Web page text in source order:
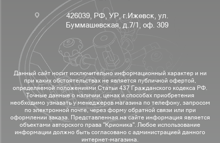
426039, РФ, УР, г.Ижевск, ул.
Буммашевская, д.7/1, оф. 309
Данный сайт носит исключительно информационный характер и ни
при каких обстоятельствах не является публичной офертой,
определяемой положениями Статьи 437 Гражданского кодекса РФ.
Точные данные о наличии, ценах и способах приобретения
необходимо узнавать у менеджеров магазина по телефону, запросом
по электронной почте, через форму обратной связи или при
оформлении заказа. Представленная на сайте информация является
объектами авторского права "Крионика". Любое использование
информации должно быть согласовано с администрацией данного
интернет-магазина.